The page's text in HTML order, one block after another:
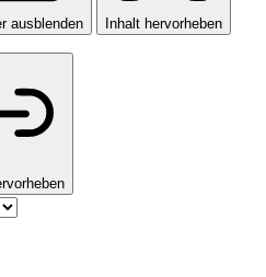
ausblenden Inhalt hervorheben